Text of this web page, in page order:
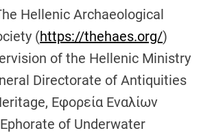
Hellenic Archaeological
(https://thehaes.org/)
of the Hellenic Ministry
Directorate of Antiquities
Εφορεία Εναλίων
of Underwater